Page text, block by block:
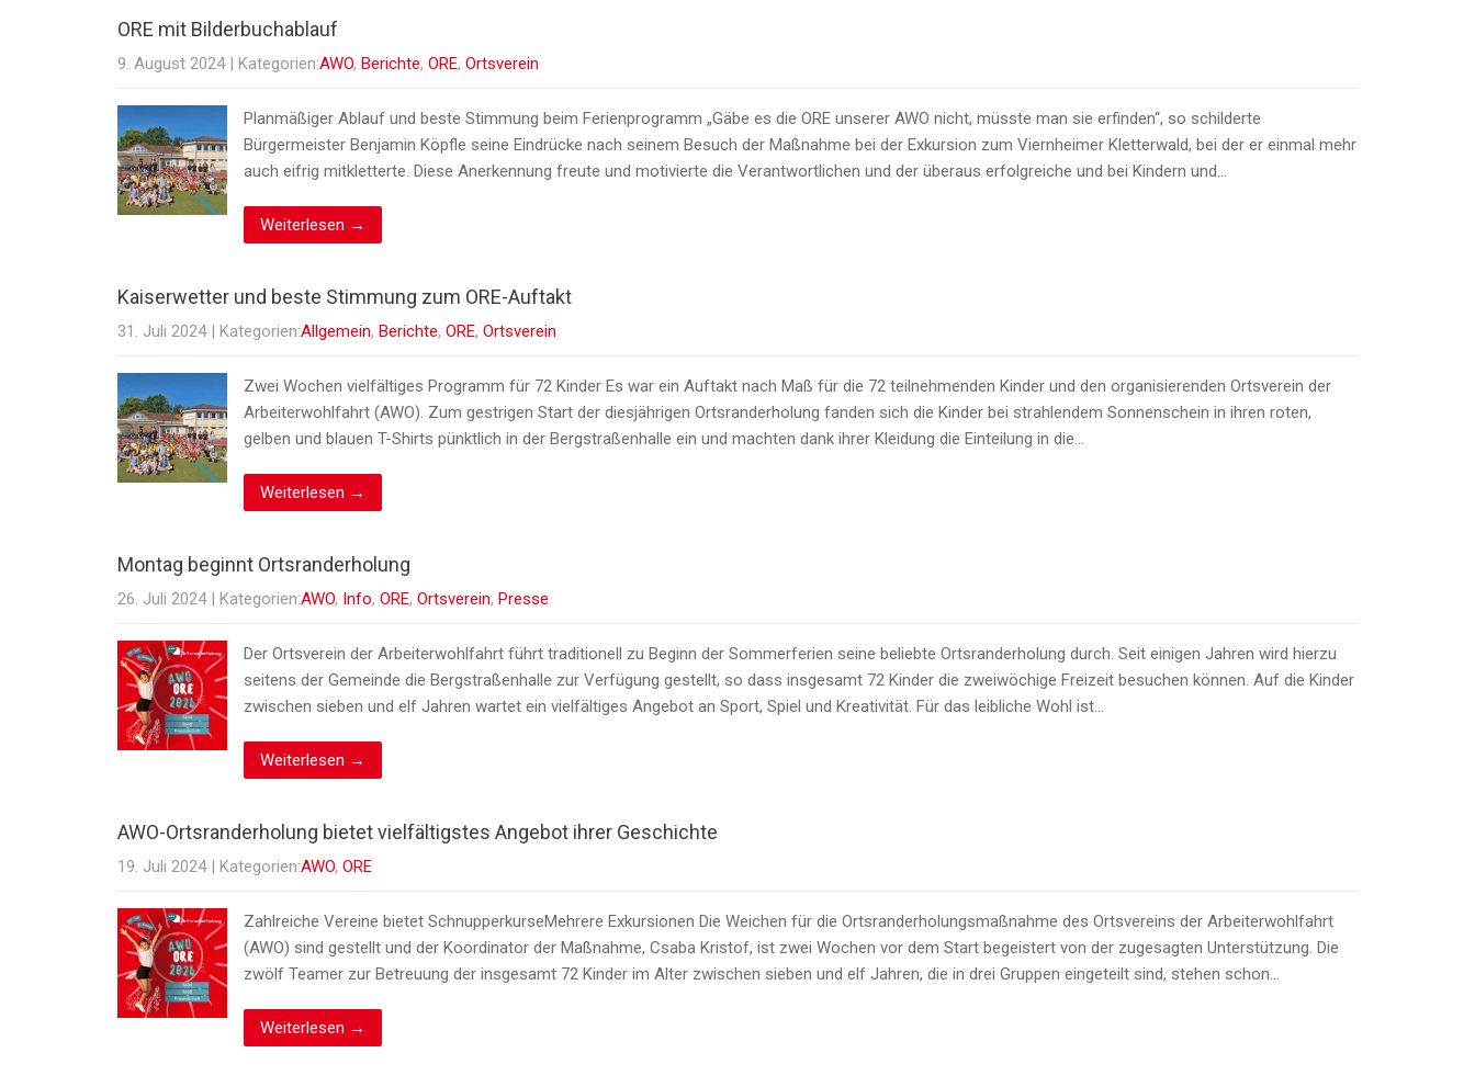
ORE mit Bilderbuchablauf
9. August 2024 | Kategorien:AWO, Berichte, ORE, Ortsverein
Planmäßiger Ablauf und beste Stimmung beim Ferienprogramm „Gäbe es die ORE unserer AWO nicht, müsste man sie erfinden“, so schilderte
Bürgermeister Benjamin Köpfle seine Eindrücke nach seinem Besuch der Maßnahme bei der Exkursion zum Viernheimer Kletterwald, bei der er einmal mehr
auch eifrig mitkletterte. Diese Anerkennung freute und motivierte die Verantwortlichen und der überaus erfolgreiche und bei Kindern und…
Weiterlesen →
Kaiserwetter und beste Stimmung zum ORE-Auftakt
31. Juli 2024 | Kategorien:Allgemein, Berichte, ORE, Ortsverein
Zwei Wochen vielfältiges Programm für 72 Kinder Es war ein Auftakt nach Maß für die 72 teilnehmenden Kinder und den organisierenden Ortsverein der
Arbeiterwohlfahrt (AWO). Zum gestrigen Start der diesjährigen Ortsranderholung fanden sich die Kinder bei strahlendem Sonnenschein in ihren roten,
gelben und blauen T-Shirts pünktlich in der Bergstraßenhalle ein und machten dank ihrer Kleidung die Einteilung in die…
Weiterlesen →
Montag beginnt Ortsranderholung
26. Juli 2024 | Kategorien:AWO, Info, ORE, Ortsverein, Presse
Der Ortsverein der Arbeiterwohlfahrt führt traditionell zu Beginn der Sommerferien seine beliebte Ortsranderholung durch. Seit einigen Jahren wird hierzu
seitens der Gemeinde die Bergstraßenhalle zur Verfügung gestellt, so dass insgesamt 72 Kinder die zweiwöchige Freizeit besuchen können. Auf die Kinder
zwischen sieben und elf Jahren wartet ein vielfältiges Angebot an Sport, Spiel und Kreativität. Für das leibliche Wohl ist…
Weiterlesen →
AWO-Ortsranderholung bietet vielfältigstes Angebot ihrer Geschichte
19. Juli 2024 | Kategorien:AWO, ORE
Zahlreiche Vereine bietet SchnupperkurseMehrere Exkursionen Die Weichen für die Ortsranderholungsmaßnahme des Ortsvereins der Arbeiterwohlfahrt
(AWO) sind gestellt und der Koordinator der Maßnahme, Csaba Kristof, ist zwei Wochen vor dem Start begeistert von der zugesagten Unterstützung. Die
zwölf Teamer zur Betreuung der insgesamt 72 Kinder im Alter zwischen sieben und elf Jahren, die in drei Gruppen eingeteilt sind, stehen schon…
Weiterlesen →